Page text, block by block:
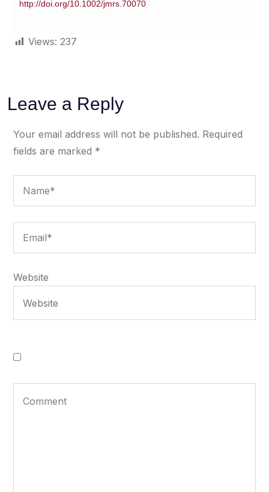
http://doi.org/10.1002/jmrs.70070
Views: 237
Leave a Reply
Your email address will not be published. Required
fields are marked *
Website